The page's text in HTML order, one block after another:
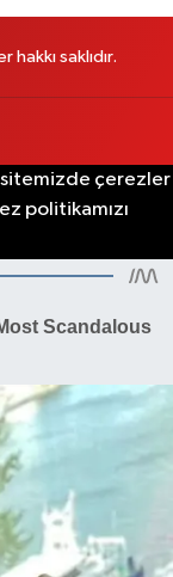
saklıdır.
sitemizde çerezler
politikamızı